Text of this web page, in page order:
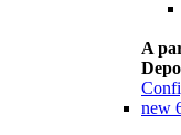
A
new